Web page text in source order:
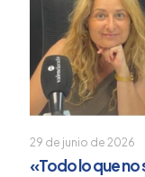
29 de junio de 2026
«Todo lo que no